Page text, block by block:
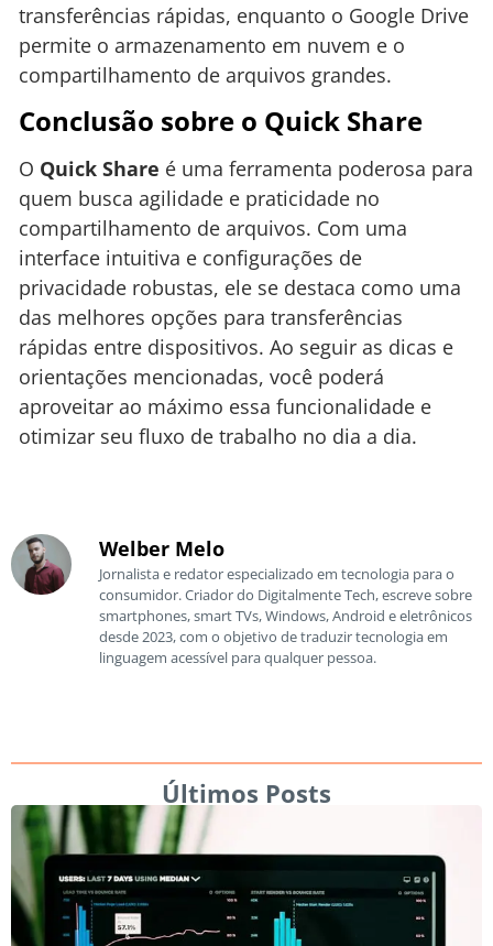
transferências rápidas, enquanto o Google Drive
permite o armazenamento em nuvem e o
compartilhamento de arquivos grandes.
Conclusão sobre o Quick Share
O Quick Share é uma ferramenta poderosa para
quem busca agilidade e praticidade no
compartilhamento de arquivos. Com uma
interface intuitiva e configurações de
privacidade robustas, ele se destaca como uma
das melhores opções para transferências
rápidas entre dispositivos. Ao seguir as dicas e
orientações mencionadas, você poderá
aproveitar ao máximo essa funcionalidade e
otimizar seu fluxo de trabalho no dia a dia.
Welber Melo
Jornalista e redator especializado em tecnologia para o
consumidor. Criador do Digitalmente Tech, escreve sobre
smartphones, smart TVs, Windows, Android e eletrônicos
desde 2023, com o objetivo de traduzir tecnologia em
linguagem acessível para qualquer pessoa.
Últimos Posts